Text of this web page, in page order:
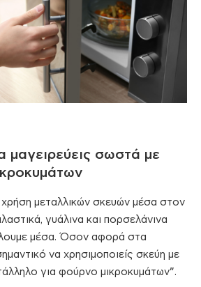
μαγειρεύεις σωστά με
μεταλλικών σκευών μέσα στον
γυάλινα και πορσελάνινα
μέσα. Όσον αφορά στα
να χρησιμοποιείς σκεύη με
για φούρνο μικροκυμάτων”.